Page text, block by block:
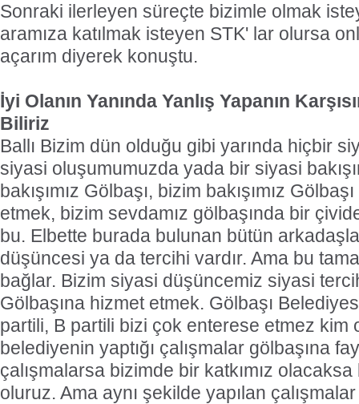
Sonraki ilerleyen süreçte bizimle olmak
aramıza katılmak isteyen STK' lar olursa
açarım diyerek konuştu.
İyi Olanın Yanında Yanlış Yapanın
Biliriz
Ballı Bizim dün olduğu gibi yarında hiçbir
siyasi oluşumumuzda yada bir siyasi
bakışımız Gölbaşı, bizim bakışımız
etmek, bizim sevdamız gölbaşında bir
bu. Elbette burada bulunan bütün
düşüncesi ya da tercihi vardır. Ama bu
bağlar. Bizim siyasi düşüncemiz siyasi
Gölbaşına hizmet etmek. Gölbaşı
partili, B partili bizi çok enterese etmez kim
belediyenin yaptığı çalışmalar gölbaşına
çalışmalarsa bizimde bir katkımız
oluruz. Ama aynı şekilde yapılan